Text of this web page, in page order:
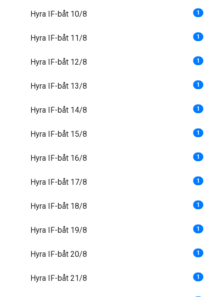
Hyra IF-båt 10/8 1
Hyra IF-båt 11/8 1
Hyra IF-båt 12/8 1
Hyra IF-båt 13/8 1
Hyra IF-båt 14/8 1
Hyra IF-båt 15/8 1
Hyra IF-båt 16/8 1
Hyra IF-båt 17/8 1
Hyra IF-båt 18/8 1
Hyra IF-båt 19/8 1
Hyra IF-båt 20/8 1
Hyra IF-båt 21/8 1